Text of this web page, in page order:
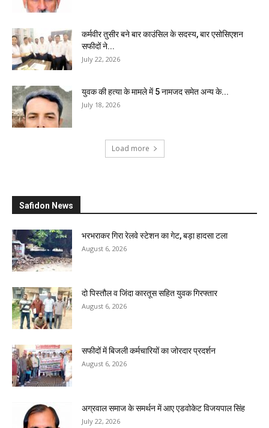
कर्मवीर तुसीर बने बार काउंसिल के सदस्य, बार एसोसिएशन
सफीदों ने...
July 22, 2026
युवक की हत्या के मामले में 5 नामजद समेत अन्य के...
July 18, 2026
Load more
Safidon News
भरभराकर गिरा रेलवे स्टेशन का गेट, बड़ा हादसा टला
August 6, 2026
दो पिस्तौल व जिंदा कारतूस सहित युवक गिरफ्तार
August 6, 2026
सफीदों में बिजली कर्मचारियों का जोरदार प्रदर्शन
August 6, 2026
अग्रवाल समाज के समर्थन में आए एडवोकेट विजयपाल सिंह
July 22, 2026